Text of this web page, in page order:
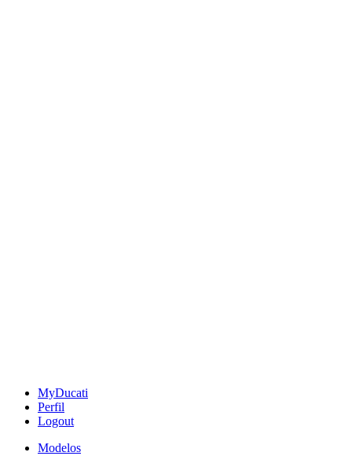
MyDucati
Perfil
Logout
Modelos